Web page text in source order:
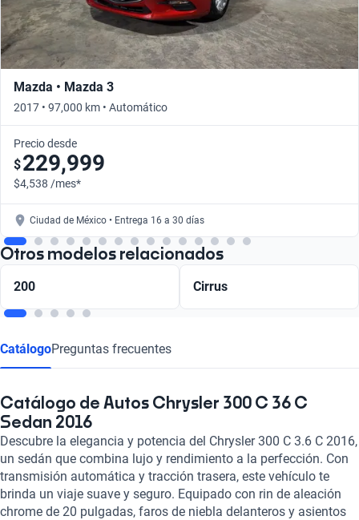
Mazda • Mazda 3
2017 • 97,000 km • Automático
Precio desde
$229,999
$4,538 /mes*
Ciudad de México • Entrega 16 a 30 días
Otros modelos relacionados
200 Cirrus
CatálogoPreguntas frecuentes
Catálogo de Autos Chrysler 300 C 36 C
Sedan 2016
Descubre la elegancia y potencia del Chrysler 300 C 3.6 C 2016,
un sedán que combina lujo y rendimiento a la perfección. Con
transmisión automática y tracción trasera, este vehículo te
brinda un viaje suave y seguro. Equipado con rin de aleación
chrome de 20 pulgadas, faros de niebla delanteros y asientos